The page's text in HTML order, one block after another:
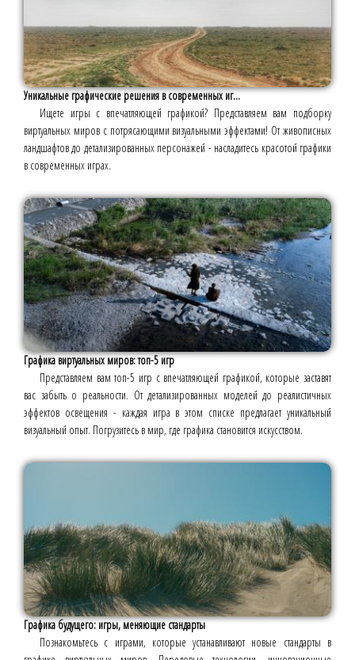
Уникальные графические решения в современных иг...
Ищете игры с впечатляющей графикой? Представляем вам подборку
виртуальных миров с потрясающими визуальными эффектами! От живописных
ландшафтов до детализированных персонажей - насладитесь красотой графики
в современных играх.
Графика виртуальных миров: топ-5 игр
Представляем вам топ-5 игр с впечатляющей графикой, которые заставят
вас забыть о реальности. От детализированных моделей до реалистичных
эффектов освещения - каждая игра в этом списке предлагает уникальный
визуальный опыт. Погрузитесь в мир, где графика становится искусством.
Графика будущего: игры, меняющие стандарты
Познакомьтесь с играми, которые устанавливают новые стандарты в